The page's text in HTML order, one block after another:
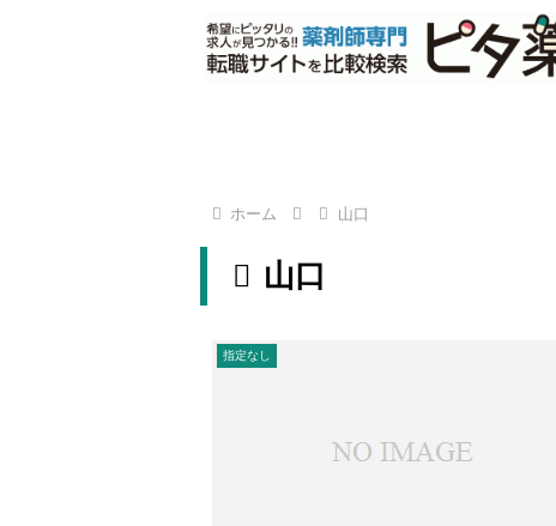
ホーム 山口
山口
指定なし